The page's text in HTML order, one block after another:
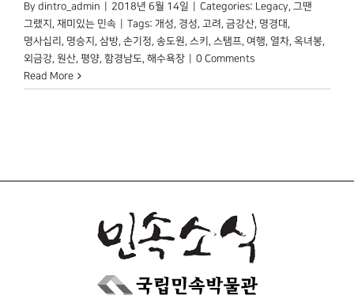
By dintro_admin 2018년 6월 14일 Categories: Legacy, 그땐
그랬지 , 재미있는 민속 Tags: 개성, 경성, 고려 , 금강산, 명경대 ,
명사십리 , 명승지 , 삼방, 손기정, 송도원, 스키 , 스탬프, 여행, 열차, 옥녀봉,
외금강, 원산, 평양, 함경남도, 해수욕장
0 Comments
Read More